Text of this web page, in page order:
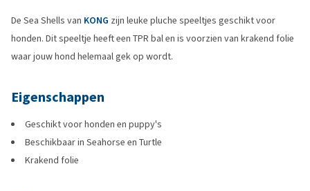
De Sea Shells van KONG zijn leuke pluche speeltjes geschikt voor
honden. Dit speeltje heeft een TPR bal en is voorzien van krakend folie
waar jouw hond helemaal gek op wordt.
Eigenschappen
Geschikt voor honden en puppy's
Beschikbaar in Seahorse en Turtle
Krakend folie